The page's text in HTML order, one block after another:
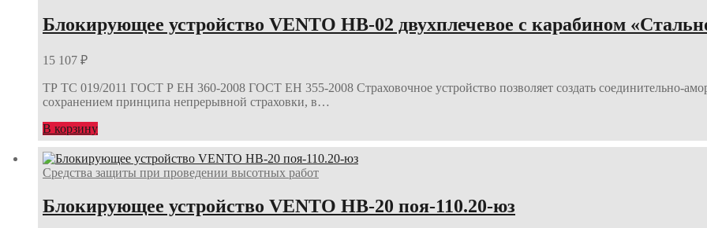
Блокирующее устройство VENTO НВ-02 двухплечевое с карабином
15 107 ₽
ТР ТС 019/2011 ГОСТ Р ЕН 360-2008 ГОСТ ЕН 355-2008 Страховочное устройство позволяет создать соединительно-
сохранением принципа непрерывной страховки, в…
В корзину
Средства защиты при проведении высотных работ
Блокирующее устройство VENTO НВ-20 поя-110.20-юз